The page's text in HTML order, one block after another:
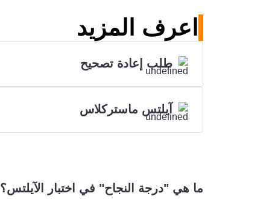
اعرف المزيد
طلب إعادة تصحيح
آيلتس ماستركلاس
ما هي "درجة النجاح" في اختبار الآيلتس؟